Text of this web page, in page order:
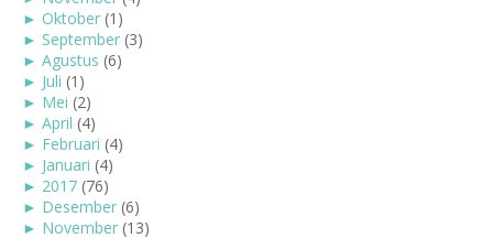
► Oktober (1)
► September (3)
► Agustus (6)
► Juli (1)
► Mei (2)
► April (4)
► Februari (4)
► Januari (4)
► 2017 (76)
► Desember (6)
► November (13)